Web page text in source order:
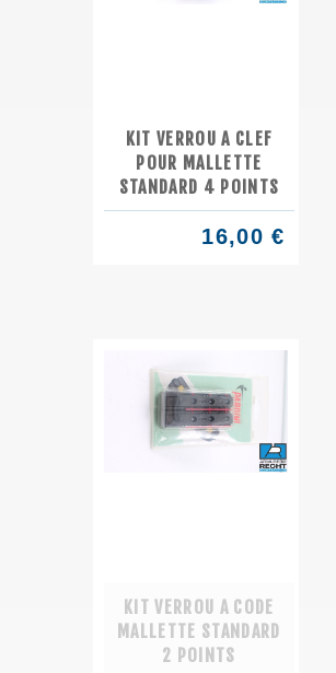
KIT VERROU A CLEF
POUR MALLETTE
STANDARD 4 POINTS
16,00 €
KIT VERROU A CODE
MALLETTE STANDARD
2 POINTS